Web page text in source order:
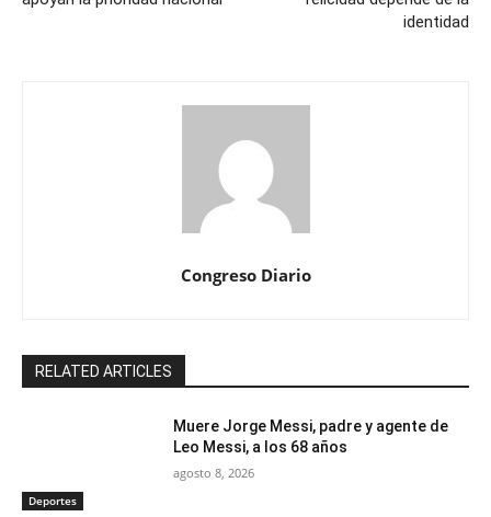
identidad
Congreso Diario
RELATED ARTICLES
Deportes
Muere Jorge Messi, padre y agente de
Leo Messi, a los 68 años
agosto 8, 2026